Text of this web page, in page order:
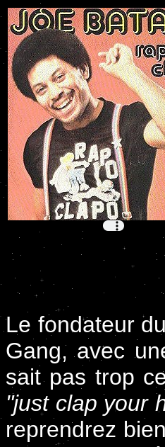
Le fondateur
Gang, avec
sait pas trop
"just clap your
reprendrez